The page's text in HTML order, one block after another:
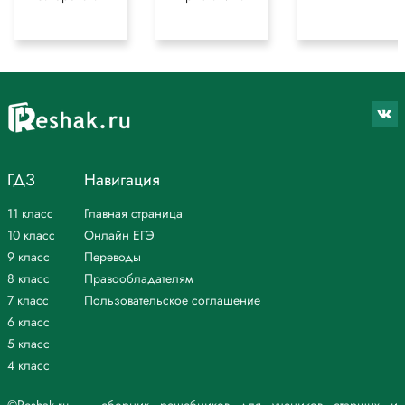
ГДЗ
11 класс
10 класс
9 класс
8 класс
7 класс
6 класс
5 класс
4 класс
Навигация
Главная страница
Онлайн ЕГЭ
Переводы
Правообладателям
Пользовательское соглашение